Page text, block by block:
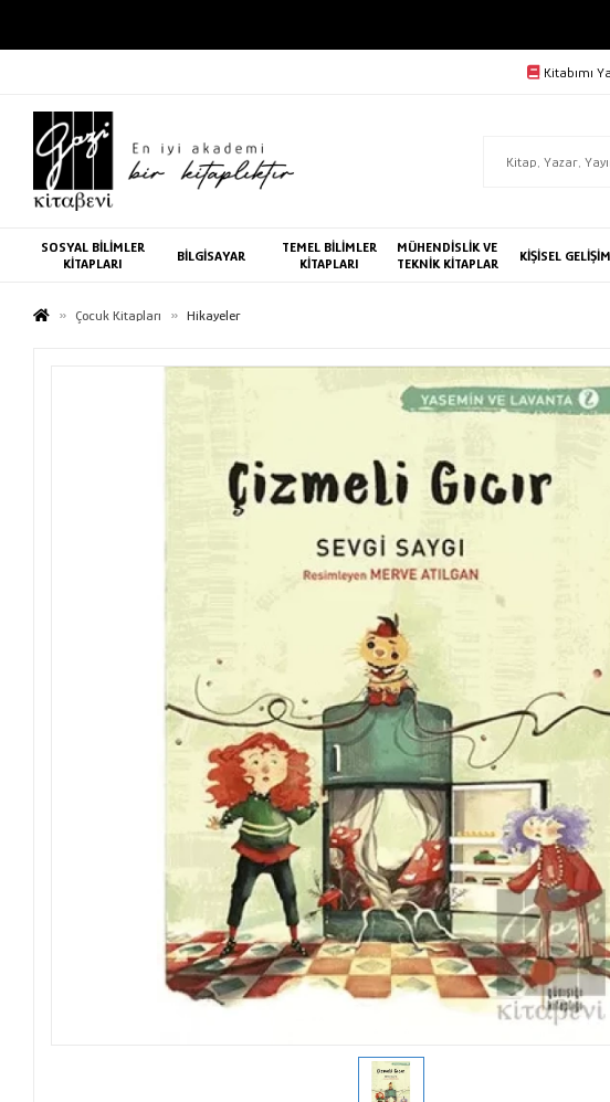
Kitabımı
SOSYAL BİLİMLER
KİTAPLARI
BİLGİSAYAR
TEMEL BİLİMLER
KİTAPLARI
MÜHENDİSLİK VE
TEKNİK KİTAPLAR
KİŞİSEL GELİŞİM
Çocuk Kitapları Hikayeler